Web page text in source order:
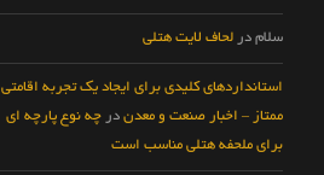
سلام در لحاف لایت هتلی
استانداردهای کلیدی برای ایجاد یک تجربه اقامتی
ممتاز – اخبار صنعت و معدن در چه نوع پارچه ای
برای ملحفه هتلی مناسب است